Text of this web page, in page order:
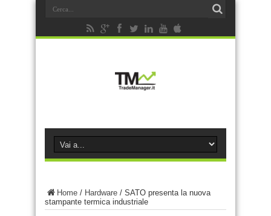
Home / Hardware / SATO presenta la nuova
stampante termica industriale